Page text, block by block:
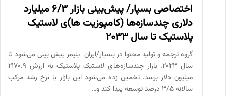
اختصاصی بسپار/ پیش‌بینی بازار 6/3 میلیارد
دلاری چندسازه‌ها (کامپوزیت ها)ی لاستیک
پلاستیک تا سال 2033
گروه ترجمه و تولید محتوا در بسپار/ایران پلیمر پیش بینی می‌شود تا
سال 2023، بازار چندسازه‌های لاستیک پلاستیک به ارزش 2170.9
میلیون دلار برسد. تخمین زده می‌شود این بازار با نرخ رشد مرکب
سالانه 3/5 درصد توسعه پیدا کند و…